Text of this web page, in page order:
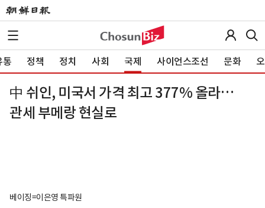
통 정책 정치 사회 국제 사이언스조선 문화
中 쉬인, 미국서 가격 최고 377% 올라…
관세 부메랑 현실로
베이징=이은영 특파원